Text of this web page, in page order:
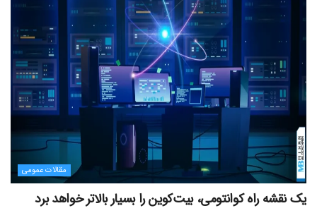
مقالات عمومی
یک نقشه راه کوانتومی، بیت‌کوین را بسیار بالاتر خواهد برد